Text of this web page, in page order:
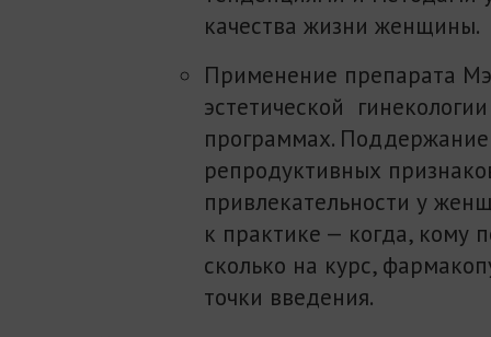
качества жизни женщины.
Применение препарата
эстетической
программах. Поддержание
репродуктивных
привлекательности у
к практике — когда, кому
сколько на курс,
точки введения.